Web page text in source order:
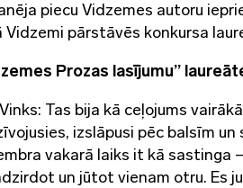
piecu Vidzemes autoru
Vidzemi pārstāvēs konkursa
Prozas lasījumu”
Tas bija kā ceļojums
izslāpusi pēc balsīm
vakarā laiks it kā sastinga
un jūtot vienam otru. Es